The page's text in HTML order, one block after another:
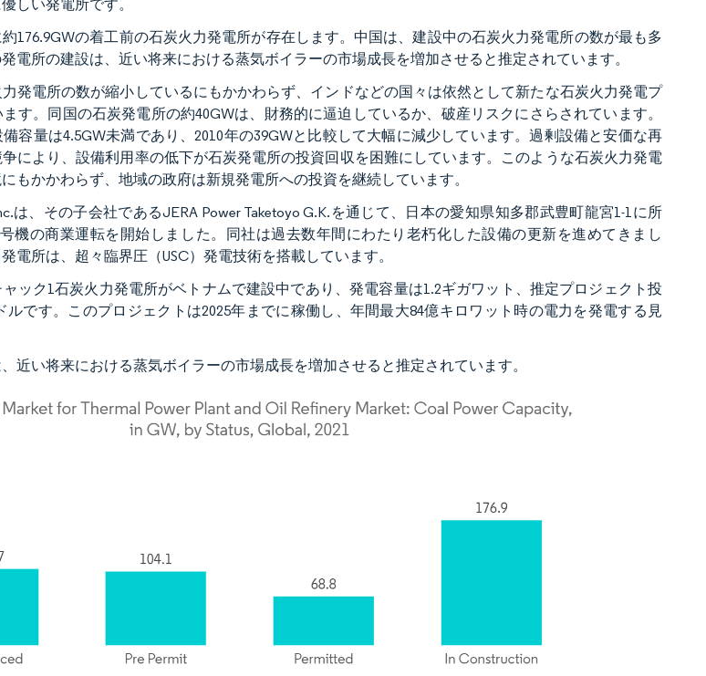
しい発電所です。
176.9GWの着工前の石炭火力発電所が存在します。中国は、建設中の石炭火力発電所の数が最も多
電所の建設は、近い将来における蒸気ボイラーの市場成長を増加させると推定されています。
発電所の数が縮小しているにもかかわらず、インドなどの国々は依然として新たな石炭火力発電プ
す。同国の石炭発電所の約40GWは、財務的に逼迫しているか、破産リスクにさらされています。
容量は4.5GW未満であり、2010年の39GWと比較して大幅に減少しています。過剰設備と安価な再
により、設備利用率の低下が石炭発電所の投資回収を困難にしています。このような石炭火力発電
もかかわらず、地域の政府は新規発電所への投資を継続しています。
は、その子会社であるJERA Power Taketoyo G.K.を通じて、日本の愛知県知多郡武豊町龍宮1-1に所
機の商業運転を開始しました。同社は過去数年間にわたり老朽化した設備の更新を進めてきまし
電所は、超々臨界圧（USC）発電技術を搭載しています。
ック1石炭火力発電所がベトナムで建設中であり、発電容量は1.2ギガワット、推定プロジェクト投
ルです。このプロジェクトは2025年までに稼働し、年間最大84億キロワット時の電力を発電する見
近い将来における蒸気ボイラーの市場成長を増加させると推定されています。